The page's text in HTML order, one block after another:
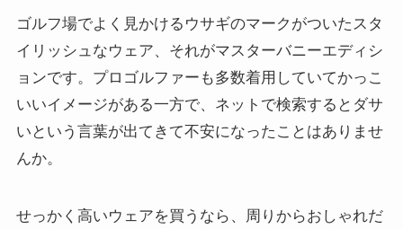
ゴルフ場でよく見かけるウサギのマークがついたスタ
イリッシュなウェア、それがマスターバニーエディシ
ョンです。プロゴルファーも多数着用していてかっこ
いいイメージがある一方で、ネットで検索するとダサ
いという言葉が出てきて不安になったことはありませ
んか。
せっかく高いウェアを買うなら、周りからおしゃれだ